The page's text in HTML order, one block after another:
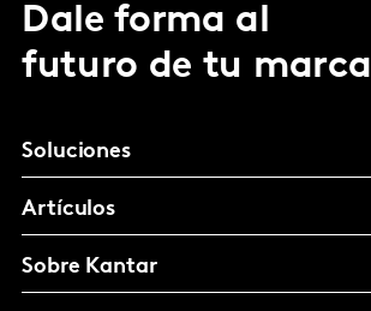
Dale forma al
futuro de tu marca
Soluciones
Artículos
Sobre Kantar